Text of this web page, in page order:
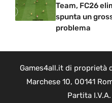
Team, FC26
spunta un
problema
Games4all.it di proprietà
Marchese 10, 00141
Partita